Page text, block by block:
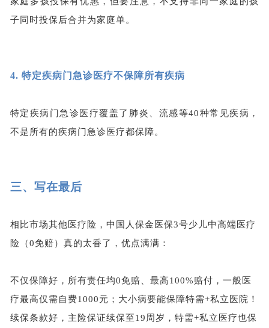
子同时投保后合并为家庭单。
4. 特定疾病门急诊医疗不保障所有疾病
特定疾病门急诊医疗覆盖了肺炎、流感等40种常见疾病，
不是所有的疾病门急诊医疗都保障。
三、 写在最后
相比市场其他医疗险，中国人保金医保3号少儿中高端医疗
险（0免赔）真的太香了，优点满满：
不仅保障好，所有责任均0免赔、最高100%赔付，一般医
疗最高仅需自费1 000元 ；大小病要能保障特需+私立医院！
续保条款好，主险保证续保至19周岁，特需+私立医疗也保